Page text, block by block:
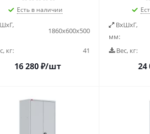
Есть в наличии
1860х600х500
кг: 41
16 280₽/шт
ВxШxГ,
мм:
Вес, кг:
24